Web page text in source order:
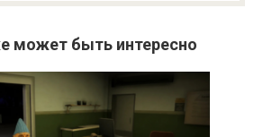
может быть интересно